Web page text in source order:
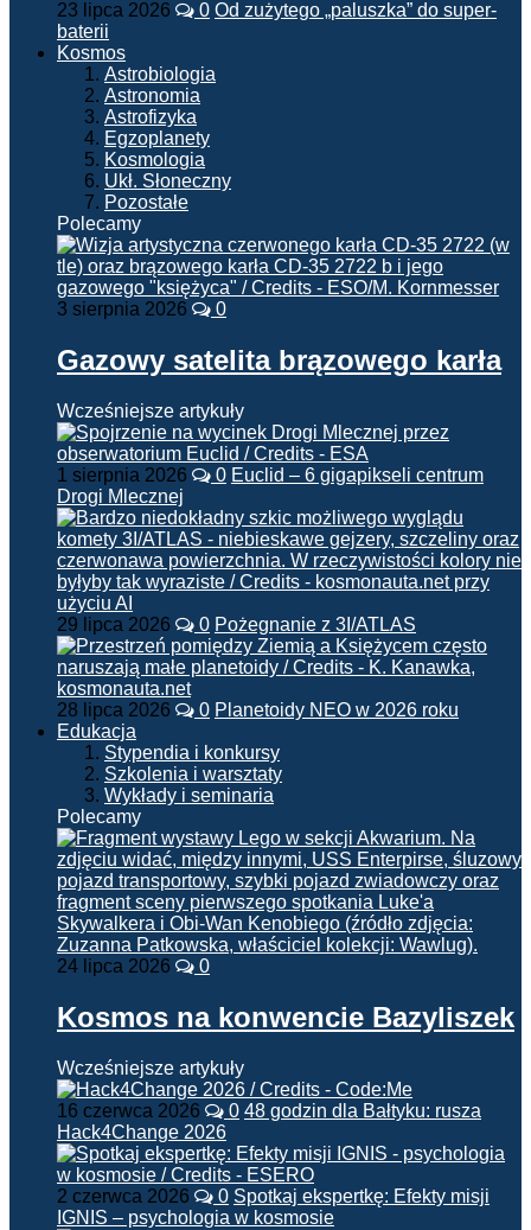
23 lipca 2026 0 Od zużytego „paluszka” do super-
baterii
Kosmos
Astrobiologia
Astronomia
Astrofizyka
Egzoplanety
Kosmologia
Ukł. Słoneczny
Pozostałe
Polecamy
3 sierpnia 2026 0
Gazowy satelita brązowego karła
Wcześniejsze artykuły
1 sierpnia 2026 0 Euclid – 6 gigapikseli centrum
Drogi Mlecznej
29 lipca 2026 0 Pożegnanie z 3I/ATLAS
28 lipca 2026 0 Planetoidy NEO w 2026 roku
Edukacja
Stypendia i konkursy
Szkolenia i warsztaty
Wykłady i seminaria
Polecamy
24 lipca 2026 0
Kosmos na konwencie Bazyliszek
Wcześniejsze artykuły
16 czerwca 2026 0 48 godzin dla Bałtyku: rusza
Hack4Change 2026
2 czerwca 2026 0 Spotkaj ekspertkę: Efekty misji
IGNIS – psychologia w kosmosie